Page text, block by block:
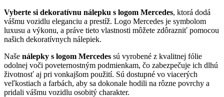
Vyberte si dekoratívnu nálepku s logom Mercedes, ktorá dodá
vášmu vozidlu eleganciu a prestíž. Logo Mercedes je symbolom
luxusu a výkonu, a práve tieto vlastnosti môžete zdôrazniť pomocou
našich dekoratívnych nálepiek.
Naše nálepky s logom Mercedes sú vyrobené z kvalitnej fólie
odolnej voči poveternostným podmienkam, čo zabezpečuje ich dlhú
životnosť aj pri vonkajšom použití. Sú dostupné vo viacerých
veľkostiach a farbách, aby sa dokonale hodili na rôzne povrchy a
pridali vášmu vozidlu osobitý charakter.